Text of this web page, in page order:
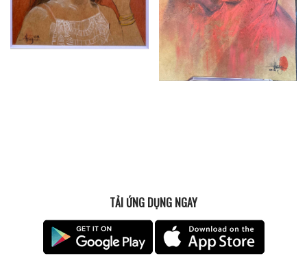
TẢI ỨNG DỤNG NGAY